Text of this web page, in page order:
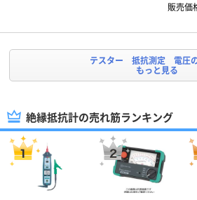
販売価
テスター 抵抗測定 電圧
もっと見る
絶縁抵抗計の売れ筋ランキング